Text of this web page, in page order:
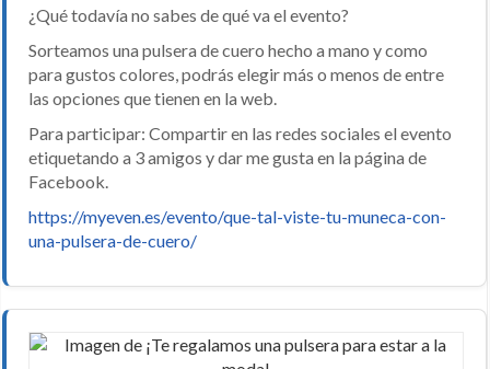
¿Qué todavía no sabes de qué va el evento?
Sorteamos una pulsera de cuero hecho a mano y como
para gustos colores, podrás elegir más o menos de entre
las opciones que tienen en la web.
Para participar: Compartir en las redes sociales el evento
etiquetando a 3 amigos y dar me gusta en la página de
Facebook.
https://myeven.es/evento/que-tal-viste-tu-muneca-con-
una-pulsera-de-cuero/